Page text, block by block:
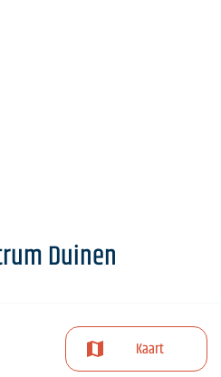
Duinen
Kaart